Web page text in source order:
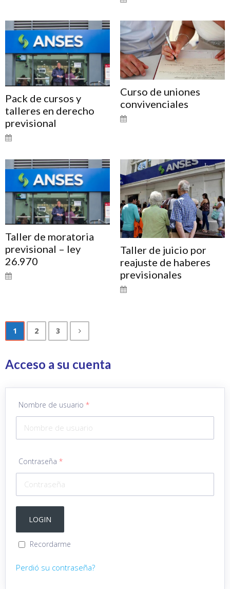
Pack de cursos y
talleres en derecho
previsional
Curso de uniones
convivenciales
Taller de moratoria
previsional – ley
26.970
Taller de juicio por
reajuste de haberes
previsionales
1 2 3
Acceso a su cuenta
Nombre de usuario *
Contraseña *
Recordarme
Perdió su contraseña?